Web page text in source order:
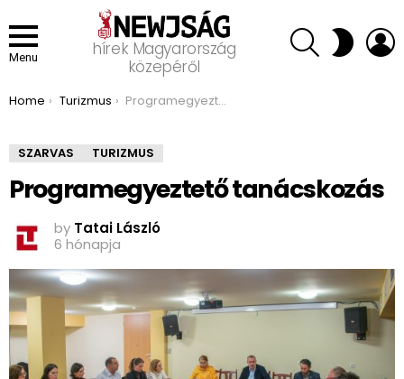
Menu
hírek Magyarország
közepéről
SEARCH SWITCH
SKIN
You are here:
Home Turizmus Programegyeztető tanácskozás
SZARVAS TURIZMUS
Programegyeztető tanácskozás
by Tatai László
6 hónapja